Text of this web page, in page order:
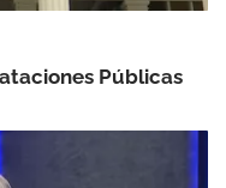
Públicas